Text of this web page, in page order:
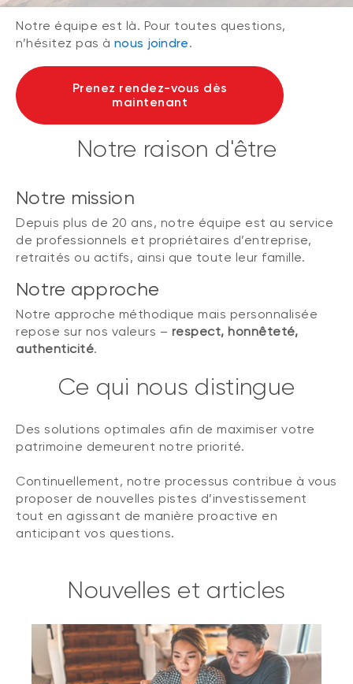
Notre équipe est là. Pour toutes questions,
n’hésitez pas à nous joindre.
Prenez rendez-vous dès
maintenant
Notre raison d'être
Notre mission
Depuis plus de 20 ans, notre équipe est au service
de professionnels et propriétaires d’entreprise,
retraités ou actifs, ainsi que toute leur famille.
Notre approche
Notre approche méthodique mais personnalisée
repose sur nos valeurs – respect, honnêteté,
authenticité.
Ce qui nous distingue
Des solutions optimales afin de maximiser votre
patrimoine demeurent notre priorité.
Continuellement, notre processus contribue à vous
proposer de nouvelles pistes d’investissement
tout en agissant de manière proactive en
anticipant vos questions.
Nouvelles et articles